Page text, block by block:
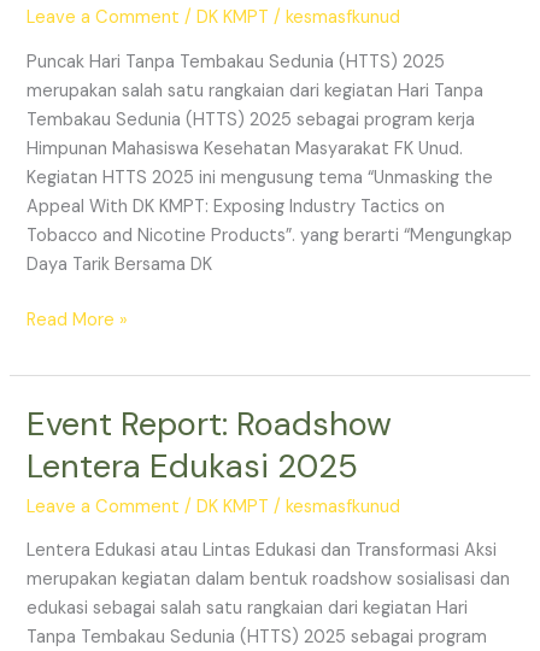
Leave a Comment /DK KMPT /kesmasfkunud
Puncak Hari Tanpa Tembakau Sedunia (HTTS) 2025
merupakan salah satu rangkaian dari kegiatan Hari Tanpa
Tembakau Sedunia (HTTS) 2025 sebagai program kerja
Himpunan Mahasiswa Kesehatan Masyarakat FK Unud.
Kegiatan HTTS 2025 ini mengusung tema “Unmasking the
Appeal With DK KMPT: Exposing Industry Tactics on
Tobacco and Nicotine Products”. yang berarti “Mengungkap
Daya Tarik Bersama DK
HTTS
Read More »
Event Report: Roadshow
Lentera Edukasi 2025
Leave a Comment /DK KMPT /kesmasfkunud
Lentera Edukasi atau Lintas Edukasi dan Transformasi Aksi
merupakan kegiatan dalam bentuk roadshow sosialisasi dan
edukasi sebagai salah satu rangkaian dari kegiatan Hari
Tanpa Tembakau Sedunia (HTTS) 2025 sebagai program
Event
Roadshow
Lentera
2025